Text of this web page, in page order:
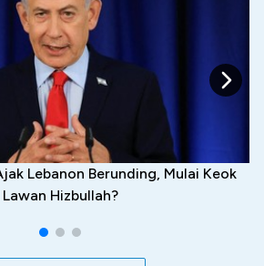
Lebanon Berunding, Mulai Keok
Lawan Hizbullah?